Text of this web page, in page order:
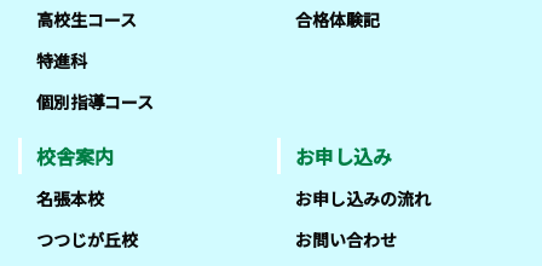
高校生コース
特進科
個別指導コース
合格体験記
校舎案内
名張本校
つつじが丘校
お申し込み
お申し込みの流れ
お問い合わせ